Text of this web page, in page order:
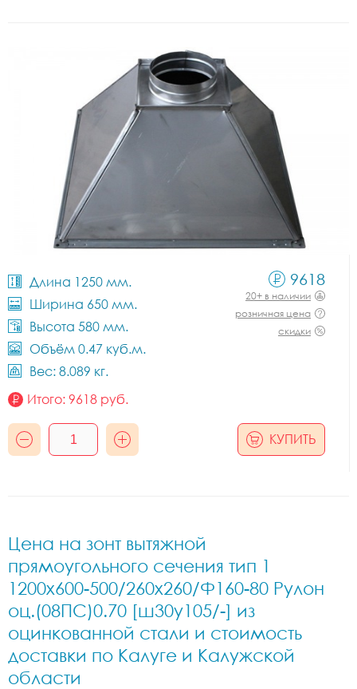
Длина 1250 мм.
Ширина 650 мм.
Высота 580 мм.
Объём 0.47 куб.м.
Вес: 8.089 кг.
9618
20+ в наличии
розничная цена
скидки
Итого: 9618 руб.
КУПИТЬ
Цена на зонт вытяжной
прямоугольного сечения тип 1
1200x600-500/260x260/Ф160-80 Рулон
оц.(08ПС)0.70 [ш30у105/-] из
оцинкованной стали и стоимость
доставки по Калуге и Калужской
области